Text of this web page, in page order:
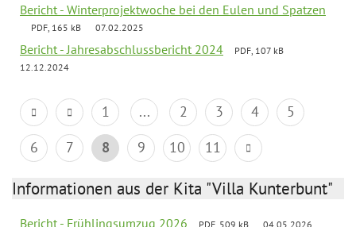
Bericht - Winterprojektwoche bei den Eulen und Spatzen
PDF, 165 kB 07.02.2025
Bericht - Jahresabschlussbericht 2024
PDF, 107 kB
12.12.2024
1 ... 2 3 4
5
6
7 8 9 10 11
Informationen aus der Kita "Villa Kunterbunt"
Bericht - Frühlingsumzug 2026 PDF, 509 kB 04.05.2026